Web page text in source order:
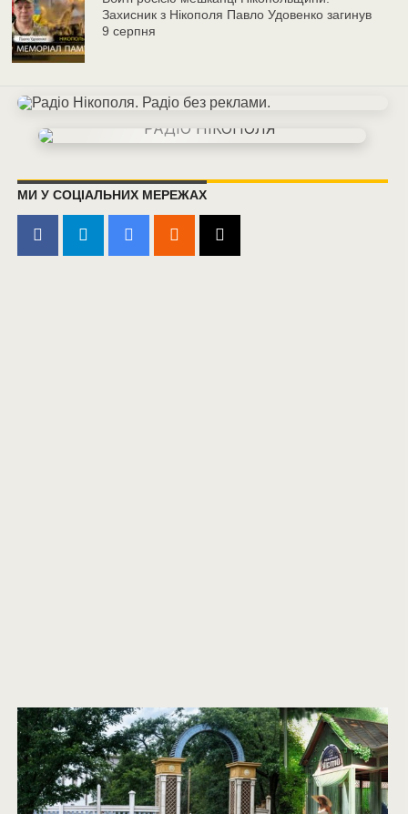
Захисник з Нікополя Павло Удовенко загинув
9 серпня
МИ У СОЦІАЛЬНИХ МЕРЕЖАХ